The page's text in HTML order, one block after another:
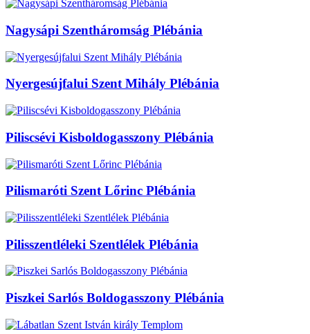
Nagysápi Szentháromság Plébánia
Nyergesújfalui Szent Mihály Plébánia
Piliscsévi Kisboldogasszony Plébánia
Pilismaróti Szent Lőrinc Plébánia
Pilisszentléleki Szentlélek Plébánia
Piszkei Sarlós Boldogasszony Plébánia